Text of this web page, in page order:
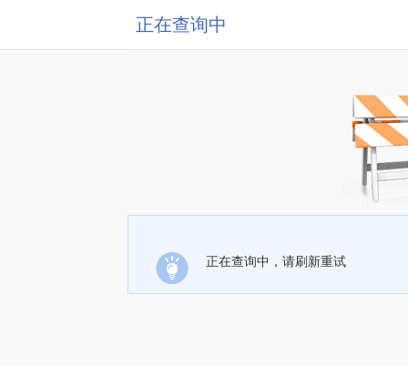
正在查询中
正在查询中，请刷新重试